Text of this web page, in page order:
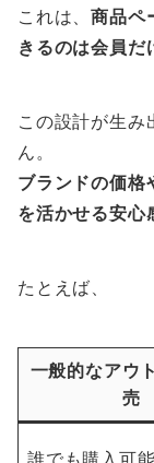
これは、商品ペ
きるのは会員だ
この設計が生み
ん。
ブランドの価格
を活かせる安心
たとえば、
一般的なアウ
売
誰でも購入可能